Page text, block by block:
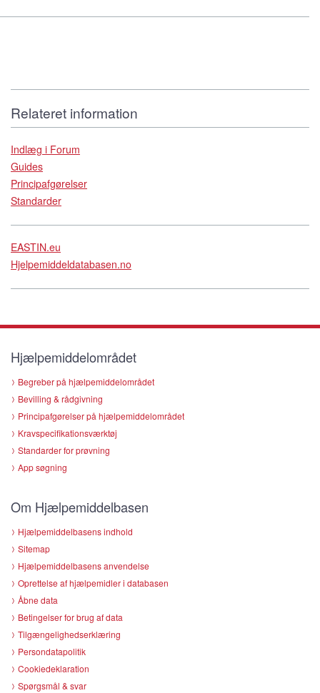
Relateret information
Indlæg i Forum
Guides
Principafgørelser
Standarder
EASTIN.eu
Hjelpemiddeldatabasen.no
Hjælpemiddelområdet
Begreber på hjælpemiddelområdet
Bevilling & rådgivning
Principafgørelser på hjælpemiddelområdet
Kravspecifikationsværktøj
Standarder for prøvning
App søgning
Om Hjælpemiddelbasen
Hjælpemiddelbasens indhold
Sitemap
Hjælpemiddelbasens anvendelse
Oprettelse af hjælpemidler i databasen
Åbne data
Betingelser for brug af data
Tilgængelighedserklæring
Persondatapolitik
Cookiedeklaration
Spørgsmål & svar